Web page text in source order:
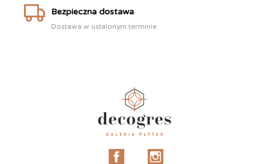
Bezpieczna dostawa
Dostawa w ustalonym terminie
Facebook